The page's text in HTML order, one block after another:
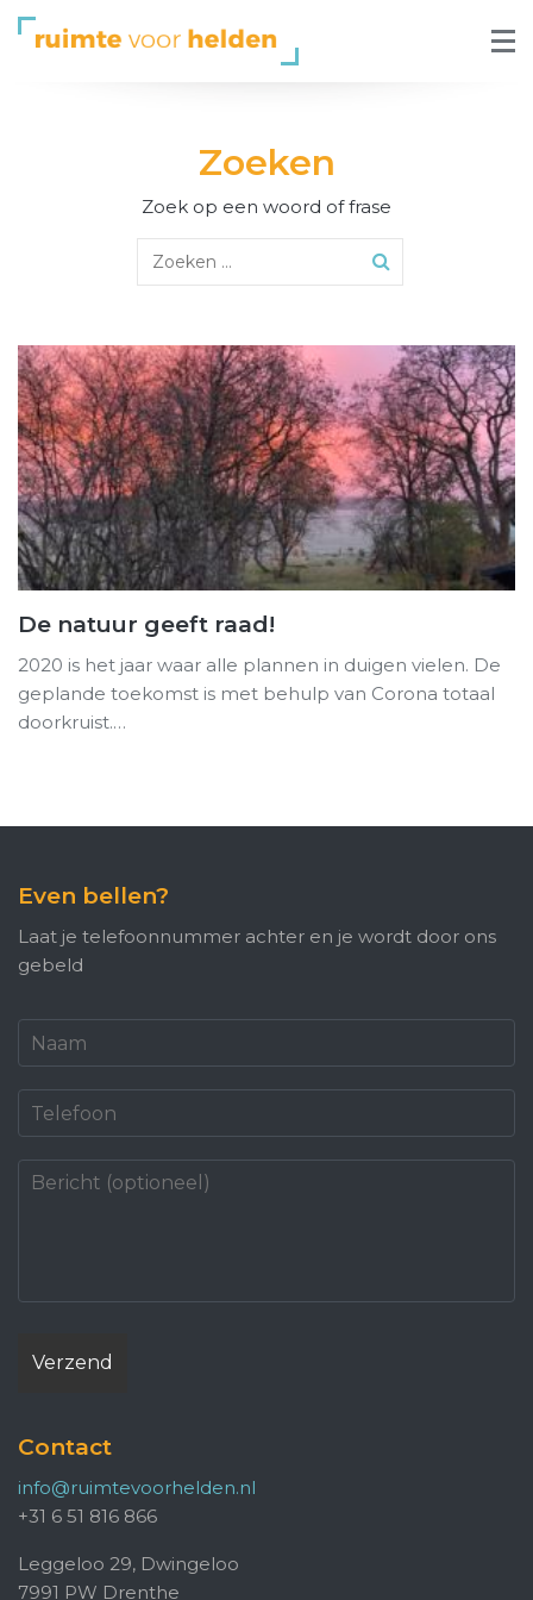
Zoeken
Zoek op een woord of frase
De natuur geeft raad!
2020 is het jaar waar alle plannen in duigen vielen. De
geplande toekomst is met behulp van Corona totaal
doorkruist.…
Even bellen?
Laat je telefoonnummer achter en je wordt door ons
gebeld
Contact
info@ruimtevoorhelden.nl
+31 6 51 816 866
Leggeloo 29, Dwingeloo
7991 PW Drenthe